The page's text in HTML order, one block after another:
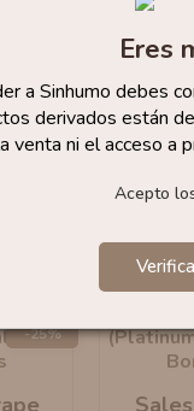
Eres
a Sinhumo debes
derivados están
venta ni el acceso a
Acepto
-25%